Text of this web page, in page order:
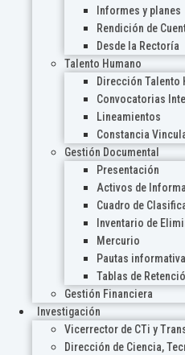
Informes y planes
Rendición de
Desde la Rectoría
Talento Humano
Dirección Talento
Convocatorias
Lineamientos
Constancia
Gestión Documental
Presentación
Activos de
Cuadro de
Inventario de
Mercurio
Pautas
Tablas de
Gestión Financiera
Investigación
Vicerrector de CTi y
Dirección de Ciencia,